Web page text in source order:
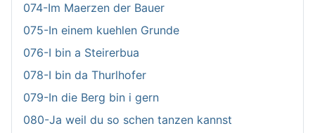
074-Im Maerzen der Bauer
075-In einem kuehlen Grunde
076-I bin a Steirerbua
078-I bin da Thurlhofer
079-In die Berg bin i gern
080-Ja weil du so schen tanzen kannst